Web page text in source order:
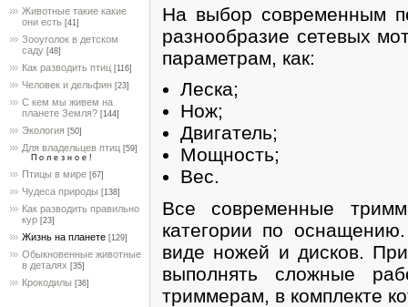
Животные такие какие
они есть [41]
Зооуголок в детском
саду [48]
Как разводить птиц [116]
Человек и дельфин [23]
С кем мы живем на
планете Земля? [144]
Экология [50]
Для владельцев птиц [59]
П о л е з н о е !
Птицы в мире [67]
Чудеса природы [138]
Как разводить правильно
кур [23]
Жизнь на планете [129]
Обыкновенные животные
в деталях [35]
Крокодилы [36]
На выбор современным
разнообразие сетевых
параметрам, как:
Леска;
Нож;
Двигатель;
Мощность;
Вес.
Все современные
категории по
виде ножей и дисков.
выполнять сложные
триммерам, в комплекте